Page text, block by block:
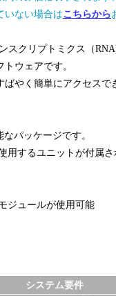
いない場合はこちらから
スクリプトミクス（
ウェアです。
やく簡単にアクセスで
パッケージです。
用するユニットが付属さ
ジュールが使用可能
システム要件